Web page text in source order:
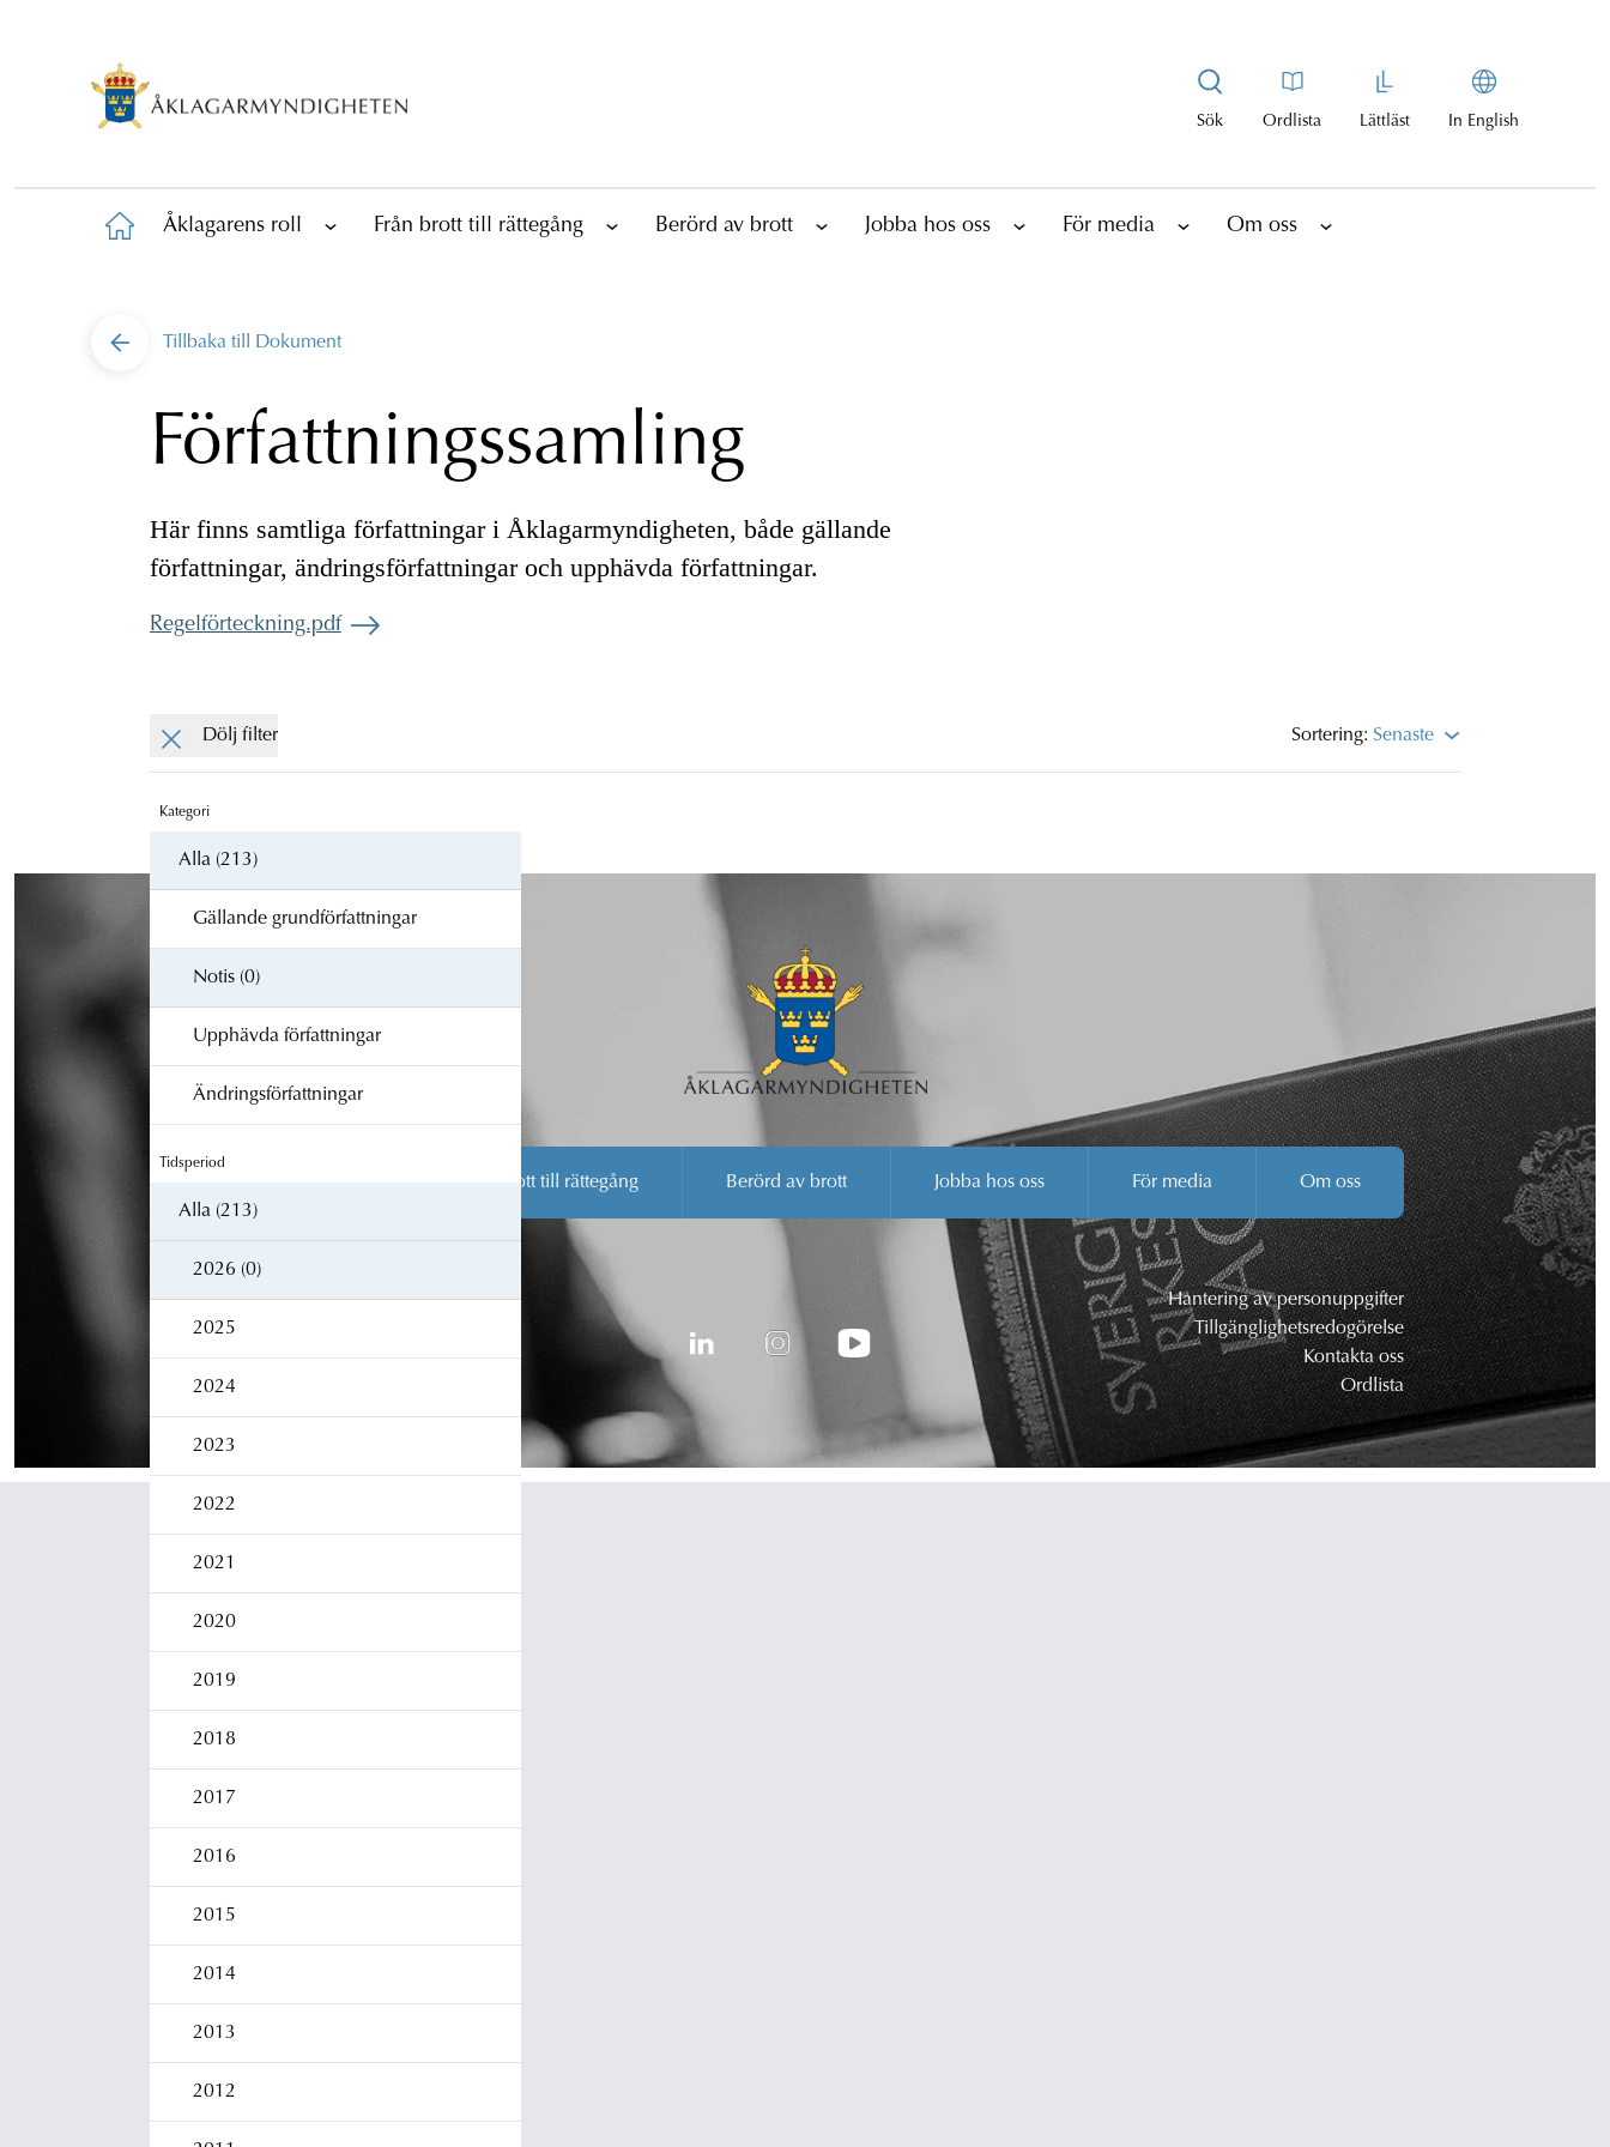
Sök Ordlista Lättläst In English
Åklagarens roll Från brott till rättegång Berörd av brott Jobba hos oss För media Om oss
Tillbaka till Dokument
Författningssamling
Här finns samtliga författningar i Åklagarmyndigheten, både gällande
författningar, ändringsförfattningar och upphävda författningar.
Regelförteckning.pdf
Dölj filter
Kategori
Alla (213)
Gällande grundförfattningar
Notis (0)
Upphävda författningar
Ändringsförfattningar
Tidsperiod
Alla (213)
2026 (0)
2025
2024
2023
2022
2021
2020
2019
2018
2017
2016
2015
2014
2013
2012
Sortering:Senaste
Från brott till rättegång Berörd av brott Jobba hos oss För media Om oss
Åklagarmyndigheten
Box 5553
114 85 Stockholm
Växel:
Hantering av personuppgifter
Tillgänglighetsredogörelse
Kontakta oss
Ordlista